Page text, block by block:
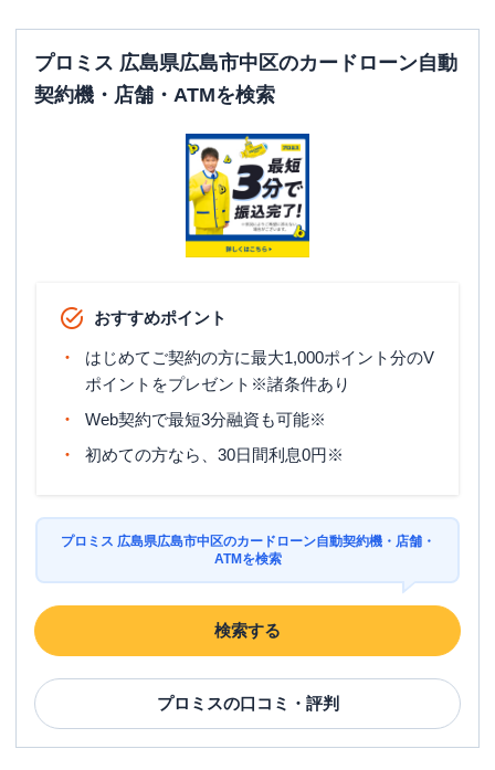
プロミス 広島県広島市中区のカードローン自動
契約機・店舗・ATMを検索
おすすめポイント
はじめてご契約の方に最大1,000ポイント分のV
ポイントをプレゼント※諸条件あり
Web契約で最短3分融資も可能※
初めての方なら、30日間利息0円※
プロミス 広島県広島市中区のカードローン自動契約機・店舗・
ATMを検索
検索する
プロミスの口コミ・評判